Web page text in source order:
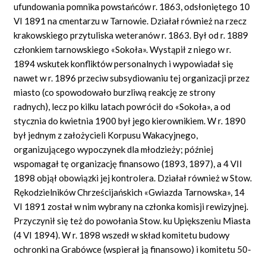
ufundowania pomnika powstańców r. 1863, odsłoniętego 10
VI 1891 na cmentarzu w Tarnowie. Działał również na rzecz
krakowskiego przytuliska weteranów r. 1863. Był od r. 1889
członkiem tarnowskiego «Sokoła». Wystąpił z niego w r.
1894 wskutek konfliktów personalnych i wypowiadał się
nawet w r. 1896 przeciw subsydiowaniu tej organizacji przez
miasto (co spowodowało burzliwą reakcję ze strony
radnych), lecz po kilku latach powrócił do «Sokoła», a od
stycznia do kwietnia 1900 był jego kierownikiem. W r. 1890
był jednym z założycieli Korpusu Wakacyjnego,
organizującego wypoczynek dla młodzieży; później
wspomagał tę organizację finansowo (1893, 1897), a 4 VII
1898 objął obowiązki jej kontrolera. Działał również w Stow.
Rękodzielników Chrześcijańskich «Gwiazda Tarnowska», 14
VI 1891 został w nim wybrany na członka komisji rewizyjnej.
Przyczynił się też do powołania Stow. ku Upiększeniu Miasta
(4 VI 1894). W r. 1898 wszedł w skład komitetu budowy
ochronki na Grabówce (wspierał ją finansowo) i komitetu 50-